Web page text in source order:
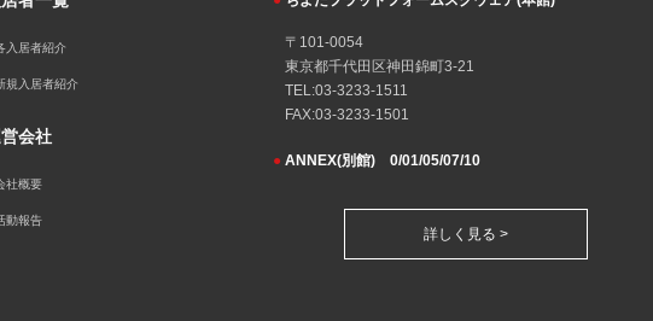
入居者紹介
規入居者紹介
会社
社概要
動報告
〒101-0054
東京都千代田区神田錦町3-21
TEL:03-3233-1511
FAX:03-3233-1501
● ANNEX(別館) 0/01/05/07/10
詳しく見る >